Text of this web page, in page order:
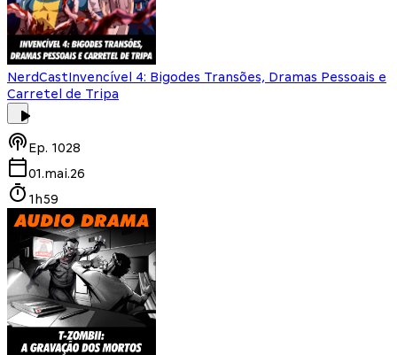
NerdCastInvencível 4: Bigodes Transões, Dramas Pessoais e
Carretel de Tripa
Ep. 1028
01.mai.26
1h59